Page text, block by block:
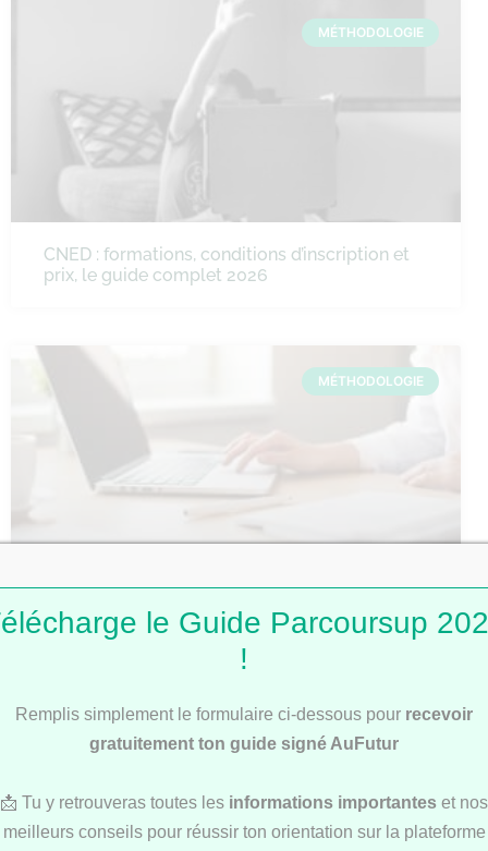
MÉTHODOLOGIE
CNED : formations, conditions d’inscription et
prix, le guide complet 2026
MÉTHODOLOGIE
MÉTHODOLOGIE
le Guide Parcoursup
!
Remplis simplement le formulaire ci-dessous pour recevoir
gratuitement ton guide signé AuFutur
📩 Tu y retrouveras toutes les informations importantes et nos
meilleurs conseils pour réussir ton orientation sur la plateforme